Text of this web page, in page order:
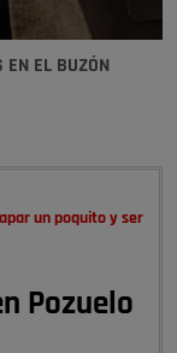
EN EL BUZÓN
un poquito y ser
Pozuelo